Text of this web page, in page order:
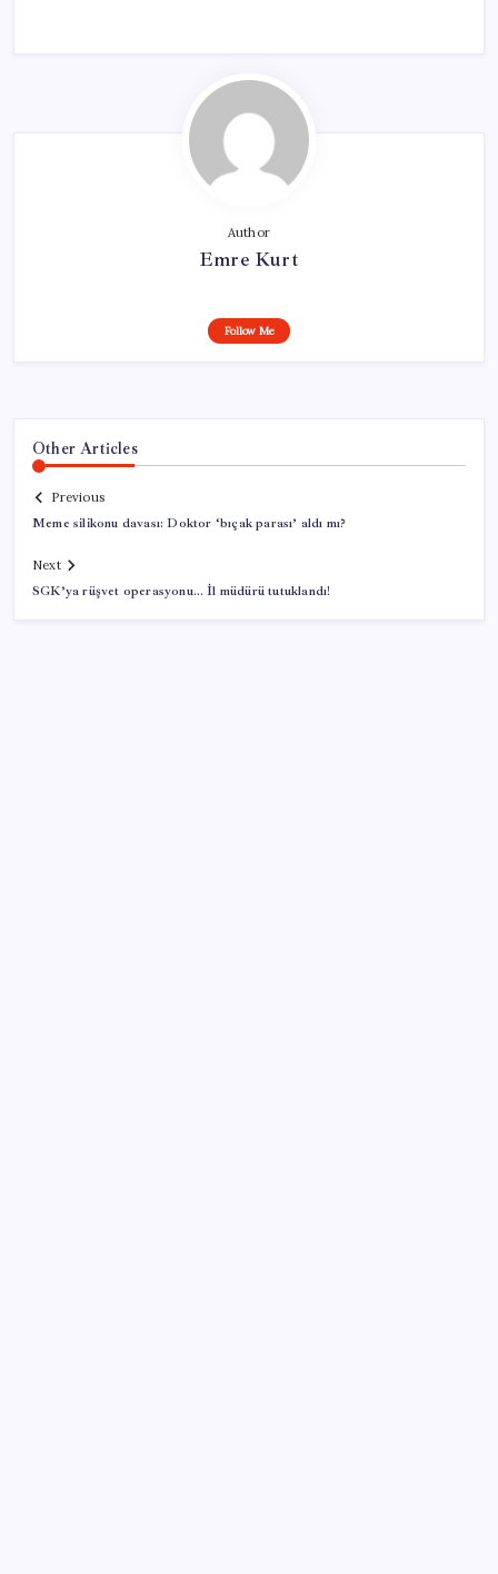
Author
Emre Kurt
Follow Me
Other Articles
Previous
Meme silikonu davası: Doktor ‘bıçak parası’ aldı mı?
Next
SGK’ya rüşvet operasyonu… İl müdürü tutuklandı!